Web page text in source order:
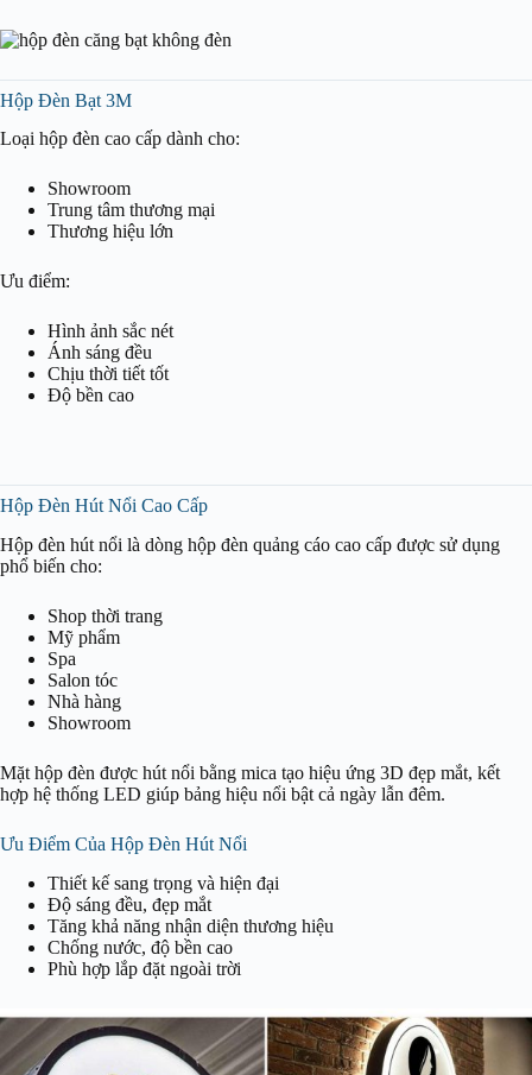
Hộp Đèn Bạt 3M
Loại hộp đèn cao cấp dành cho:
Showroom
Trung tâm thương mại
Thương hiệu lớn
Ưu điểm:
Hình ảnh sắc nét
Ánh sáng đều
Chịu thời tiết tốt
Độ bền cao
Hộp Đèn Hút Nổi Cao Cấp
Hộp đèn hút nổi là dòng hộp đèn quảng cáo cao cấp được sử dụng
phổ biến cho:
Shop thời trang
Mỹ phẩm
Spa
Salon tóc
Nhà hàng
Showroom
Mặt hộp đèn được hút nổi bằng mica tạo hiệu ứng 3D đẹp mắt, kết
hợp hệ thống LED giúp bảng hiệu nổi bật cả ngày lẫn đêm.
Ưu Điểm Của Hộp Đèn Hút Nổi
Thiết kế sang trọng và hiện đại
Độ sáng đều, đẹp mắt
Tăng khả năng nhận diện thương hiệu
Chống nước, độ bền cao
Phù hợp lắp đặt ngoài trời